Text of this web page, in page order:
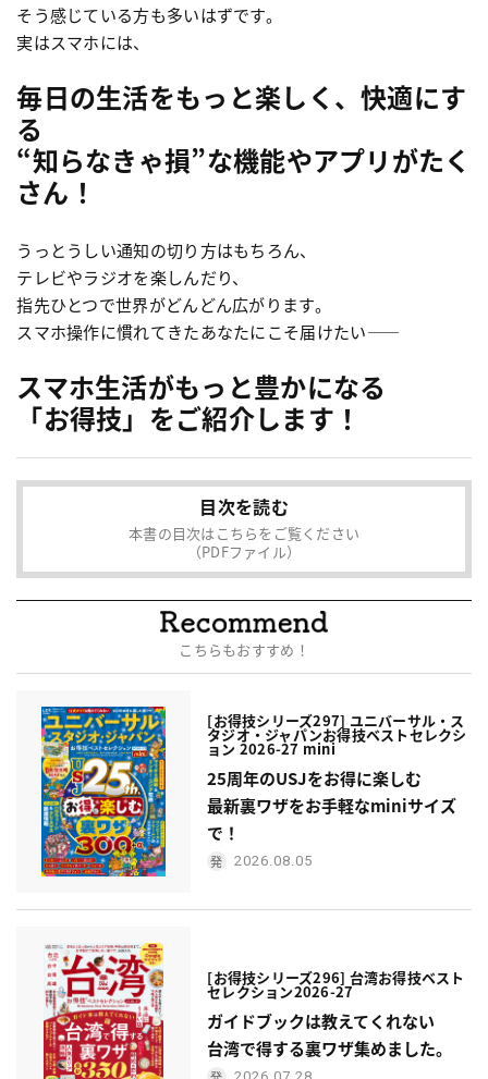
そう感じている方も多いはずです。
実はスマホには、
毎日の生活をもっと楽しく、快適にす
る
“知らなきゃ損”な機能やアプリがたく
さん！
うっとうしい通知の切り方はもちろん、
テレビやラジオを楽しんだり、
指先ひとつで世界がどんどん広がります。
スマホ操作に慣れてきたあなたにこそ届けたい——
スマホ生活がもっと豊かになる
「お得技」をご紹介します！
目次を読む
本書の目次はこちらをご覧ください
（PDFファイル）
こちらもおすすめ！
[お得技シリーズ297] ユニバーサル・ス
タジオ・ジャパンお得技ベストセレクシ
ョン 2026-27 mini
25周年のUSJをお得に楽しむ
最新裏ワザをお手軽なminiサイズ
で！
2026.08.05
[お得技シリーズ296] 台湾お得技ベスト
セレクション2026-27
ガイドブックは教えてくれない
台湾で得する裏ワザ集めました。